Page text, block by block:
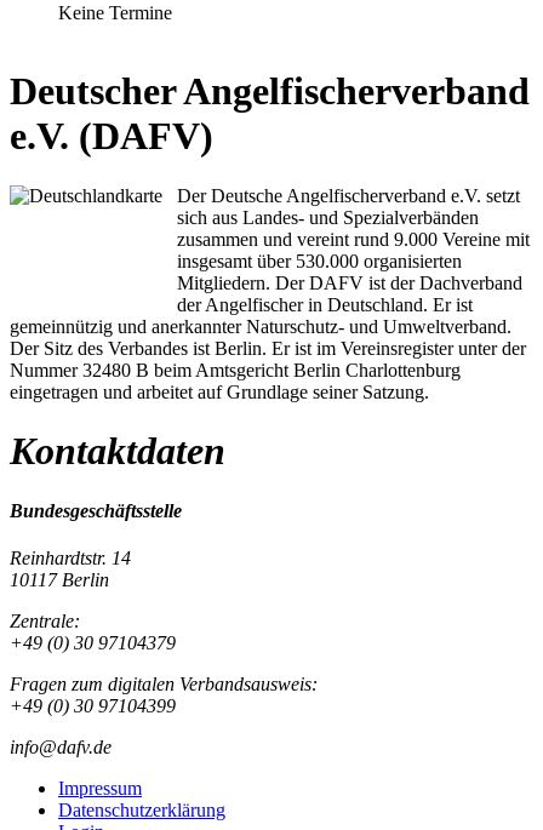
Keine Termine
Deutscher Angelfischerverband
e.V. (DAFV)
Der Deutsche Angelfischerverband e.V. setzt
sich aus Landes- und Spezialverbänden
zusammen und vereint rund 9.000 Vereine mit
insgesamt über 530.000 organisierten
Mitgliedern. Der DAFV ist der Dachverband
der Angelfischer in Deutschland. Er ist
gemeinnützig und anerkannter Naturschutz- und Umweltverband.
Der Sitz des Verbandes ist Berlin. Er ist im Vereinsregister unter der
Nummer 32480 B beim Amtsgericht Berlin Charlottenburg
eingetragen und arbeitet auf Grundlage seiner Satzung.
Kontaktdaten
Bundesgeschäftsstelle
Reinhardtstr. 14
10117 Berlin
Zentrale:
+49 (0) 30 97104379
Fragen zum digitalen Verbandsausweis:
+49 (0) 30 97104399
info@dafv.de
Impressum
Datenschutzerklärung